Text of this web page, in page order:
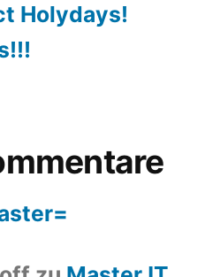
Holydays!